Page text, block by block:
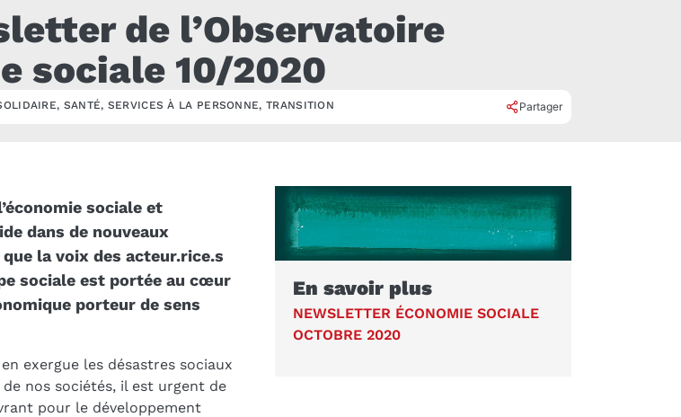
de l’Observatoire
sociale 10/2020
, SANTÉ, SERVICES À LA PERSONNE,TRANSITION Partager
sociale et
dans de nouveaux
la voix des acteur.rice.s
sociale est portée au cœur
porteur de sens
exergue les désastres sociaux
nos sociétés, il est urgent de
pour le développement
En savoir plus
NEWSLETTER ÉCONOMIE SOCIALE
OCTOBRE 2020